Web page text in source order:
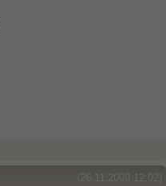
(26.11.2009 12:02)